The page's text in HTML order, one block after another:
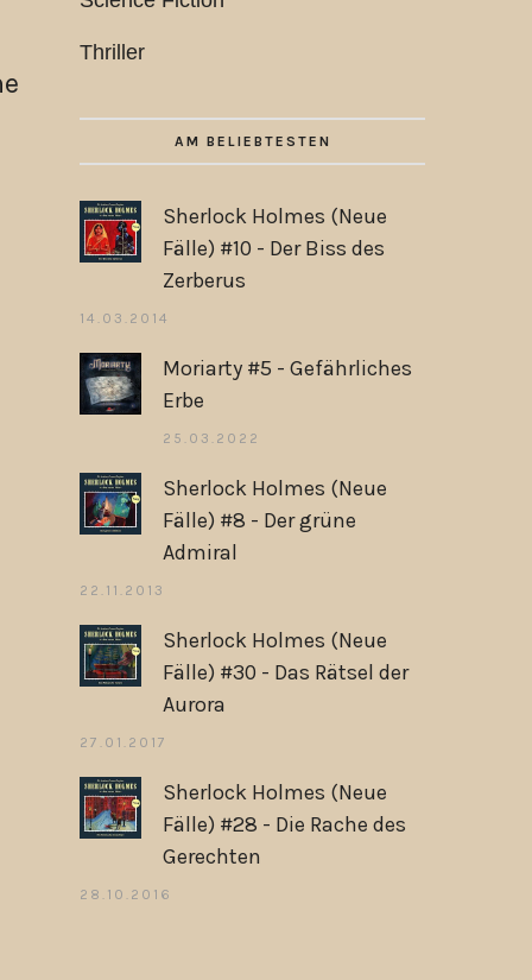
Thriller
AM BELIEBTESTEN
Sherlock Holmes (Neue
Fälle) #10 - Der Biss des
Zerberus
14.03.2014
Moriarty #5 - Gefährliches
Erbe
25.03.2022
Sherlock Holmes (Neue
Fälle) #8 - Der grüne
Admiral
22.11.2013
Sherlock Holmes (Neue
Fälle) #30 - Das Rätsel der
Aurora
27.01.2017
Sherlock Holmes (Neue
Fälle) #28 - Die Rache des
Gerechten
28.10.2016